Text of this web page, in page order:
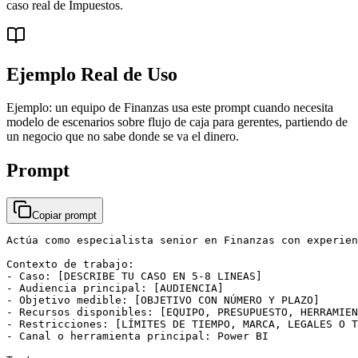
caso real de Impuestos.
Ejemplo Real de Uso
Ejemplo: un equipo de Finanzas usa este prompt cuando necesita
modelo de escenarios sobre flujo de caja para gerentes, partiendo de
un negocio que no sabe donde se va el dinero.
Prompt
Copiar prompt
Actúa como especialista senior en Finanzas con
Contexto de trabajo:
- Caso: [DESCRIBE TU CASO EN 5-8 LINEAS]
- Audiencia principal: [AUDIENCIA]
- Objetivo medible: [OBJETIVO CON NÚMERO Y PLAZO]
- Recursos disponibles: [EQUIPO, PRESUPUESTO,
- Restricciones: [LÍMITES DE TIEMPO, MARCA, LEGALES O
- Canal o herramienta principal: Power BI